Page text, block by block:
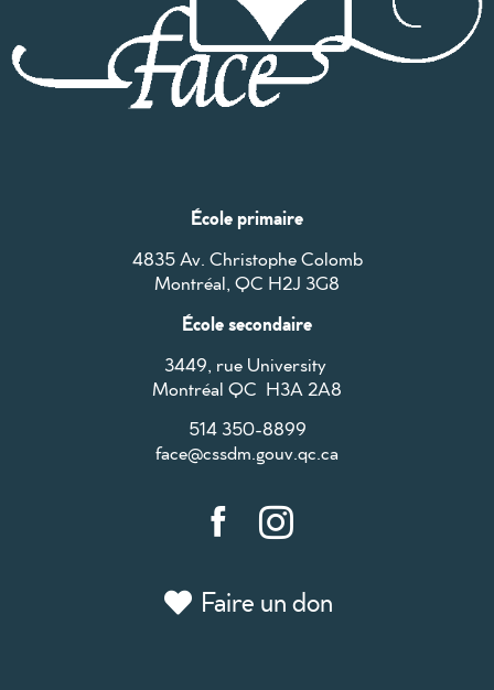
École primaire
4835 Av. Christophe Colomb
Montréal, QC H2J 3G8
École secondaire
3449, rue University
Montréal QC H3A 2A8
514 350-8899
face@cssdm.gouv.qc.ca
Faire un don